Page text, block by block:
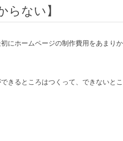
らない】
にホームページの制作費用をあまり
きるところはつくって、できないと